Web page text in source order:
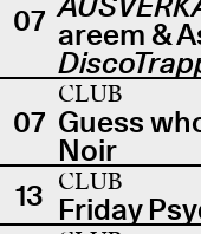
07 areem &
07
CLUB
Guess
Noir
13 CLUB
Friday